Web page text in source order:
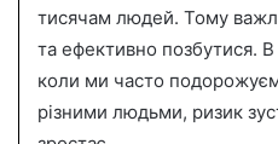
e
m
a
i
тисячам людей. Тому
та ефективно позбутися. В
коли ми часто
різними людьми, ризик